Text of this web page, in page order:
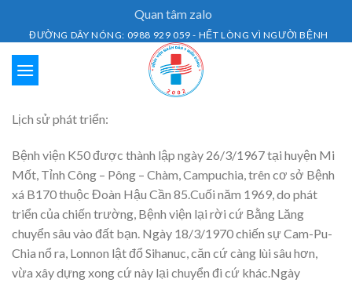
Quan tâm zalo
ĐƯỜNG DÂY NÓNG: 0988 929 059 - HẾT LÒNG VÌ NGƯỜI BỆNH
Lịch sử phát triển:
Bệnh viện K50 được thành lập ngày 26/3/1967 tại huyện Mi
Mốt, Tỉnh Công – Pông – Chàm, Campuchia, trên cơ sở Bệnh
xá B170 thuộc Đoàn Hậu Cần 85.Cuối năm 1969, do phát
triển của chiến trường, Bệnh viện lại rời cứ Bằng Lăng
chuyển sâu vào đất bạn. Ngày 18/3/1970 chiến sự Cam-Pu-
Chia nổ ra, Lonnon lật đổ Sihanuc, căn cứ càng lùi sâu hơn,
vừa xây dựng xong cứ này lại chuyển đi cứ khác.Ngày